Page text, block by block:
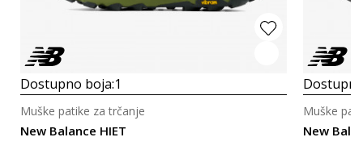
Dostupno boja:1
New Balance HIET
Muške patike za trčanje
New
Muške